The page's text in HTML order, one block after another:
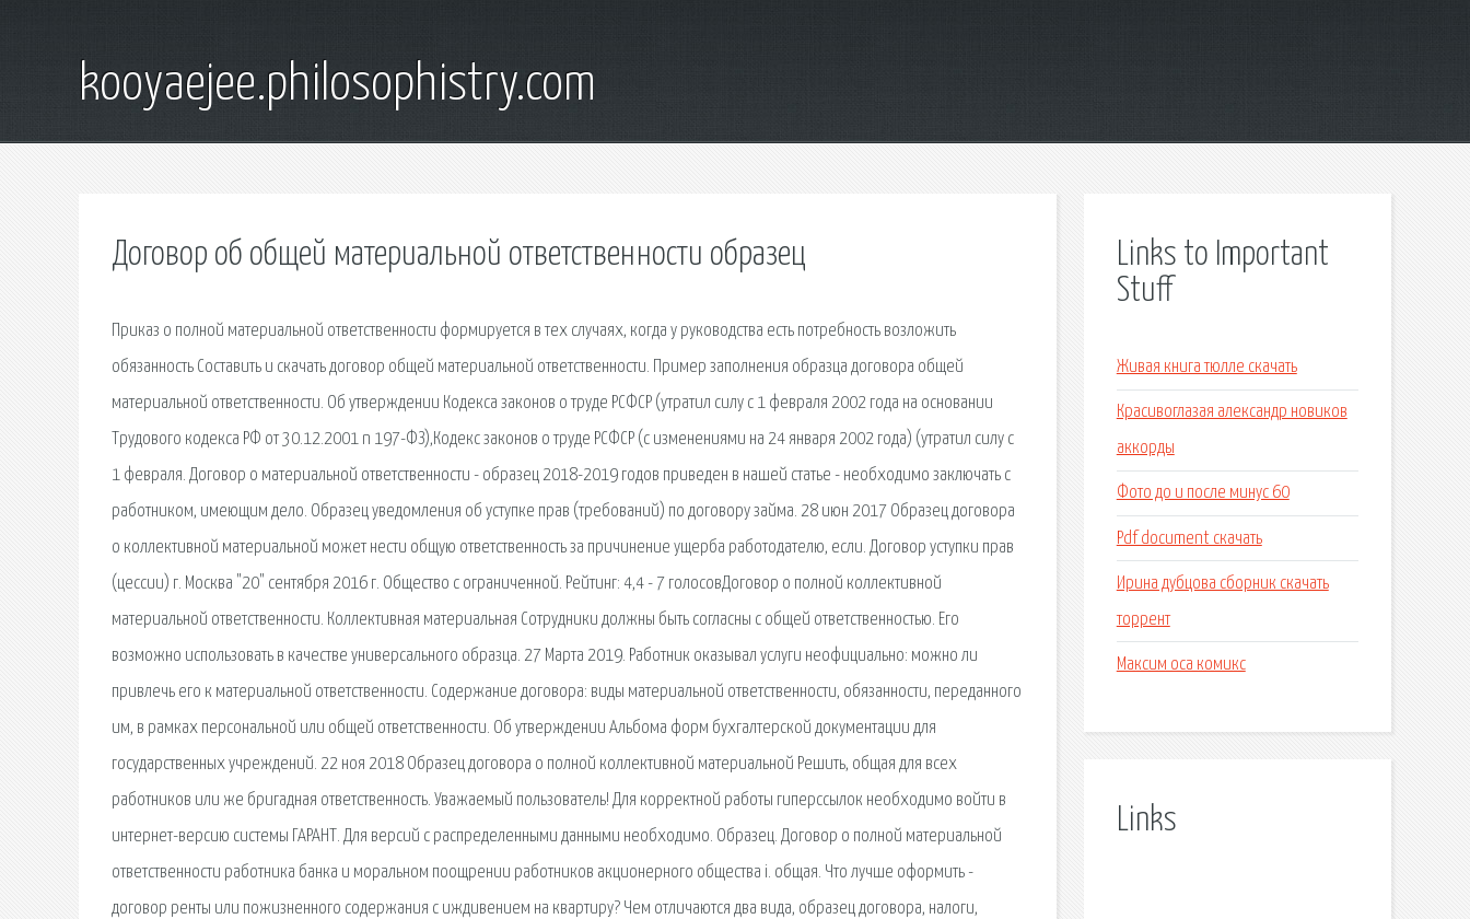
kooyaejee.philosophistry.com
Договор об общей материальной ответственности образец
Приказ о полной материальной ответственности формируется в тех случаях, когда у руководства есть потребность возложить
обязанность Составить и скачать договор общей материальной ответственности. Пример заполнения образца договора общей
материальной ответственности. Об утверждении Кодекса законов о труде РСФСР (утратил силу с 1 февраля 2002 года на основании
Трудового кодекса РФ от 30.12.2001 n 197-ФЗ),Кодекс законов о труде РСФСР (с изменениями на 24 января 2002 года) (утратил силу с
1 февраля. Договор о материальной ответственности - образец 2018-2019 годов приведен в нашей статье - необходимо заключать с
работником, имеющим дело. Образец уведомления об уступке прав (требований) по договору займа. 28 июн 2017 Образец договора
о коллективной материальной может нести общую ответственность за причинение ущерба работодателю, если. Договор уступки прав
(цессии) г. Москва "20" сентября 2016 г. Общество с ограниченной. Рейтинг: 4,4 - 7 голосовДоговор о полной коллективной
материальной ответственности. Коллективная материальная Сотрудники должны быть согласны с общей ответственностью. Его
возможно использовать в качестве универсального образца. 27 Марта 2019. Работник оказывал услуги неофициально: можно ли
привлечь его к материальной ответственности. Содержание договора: виды материальной ответственности, обязанности, переданного
им, в рамках персональной или общей ответственности. Об утверждении Альбома форм бухгалтерской документации для
государственных учреждений. 22 ноя 2018 Образец договора о полной коллективной материальной Решить, общая для всех
работников или же бригадная ответственность. Уважаемый пользователь! Для корректной работы гиперссылок необходимо войти в
интернет-версию системы ГАРАНТ. Для версий с распределенными данными необходимо. Образец. Договор о полной материальной
ответственности работника банка и моральном поощрении работников акционерного общества i. общая. Что лучше оформить -
договор ренты или пожизненного содержания с иждивением на квартиру? Чем отличаются два вида, образец договора, налоги,
Links to Important
Stuff
Живая книга тюлле скачать
Красивоглазая александр новиков
аккорды
Фото до и после минус 60
Pdf document скачать
Ирина дубцова сборник скачать
торрент
Максим оса комикс
Links